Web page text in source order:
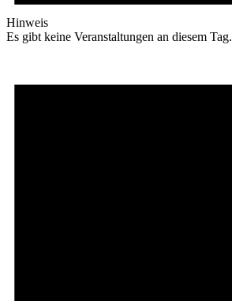
Hinweis
Es gibt keine Veranstaltungen an diesem Tag.